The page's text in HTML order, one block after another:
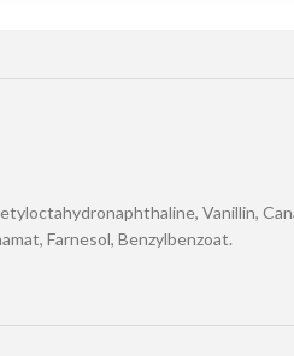
Vanillin,
Farnesol, Benzylbenzoat.